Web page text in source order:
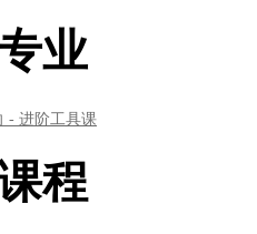
业
- 进阶工具课
程